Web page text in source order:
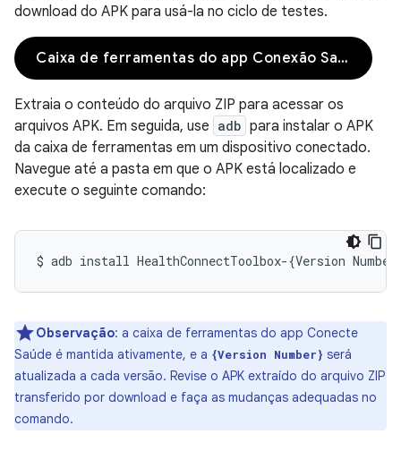
download do APK para usá-la no ciclo de testes.
Caixa de ferramentas do app Conexão Saúde
Extraia o conteúdo do arquivo ZIP para acessar os
arquivos APK. Em seguida, use adb para instalar o APK
da caixa de ferramentas em um dispositivo conectado.
Navegue até a pasta em que o APK está localizado e
execute o seguinte comando:
$ adb install HealthConnectToolbox-{Version Number
Observação: a caixa de ferramentas do app Conecte
Saúde é mantida ativamente, e a {Version Number} será
atualizada a cada versão. Revise o APK extraído do arquivo ZIP
transferido por download e faça as mudanças adequadas no
comando.